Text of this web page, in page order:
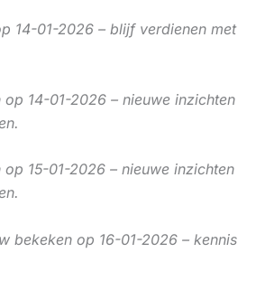
14-01-2026 – blijf verdienen met
op 14-01-2026 – nieuwe inzichten
15-01-2026 – nieuwe inzichten
bekeken op 16-01-2026 – kennis